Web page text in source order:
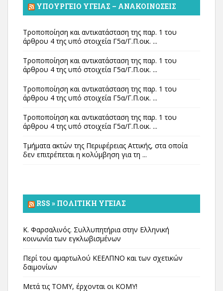
ΥΠΟΥΡΓΕΊΟ ΥΓΕΊΑΣ – ΑΝΑΚΟΙΝΏΣΕΙΣ
Τροποποίηση και αντικατάσταση της παρ. 1 του
άρθρου 4 της υπό στοιχεία Γ5α/Γ.Π.οικ. ...
Τροποποίηση και αντικατάσταση της παρ. 1 του
άρθρου 4 της υπό στοιχεία Γ5α/Γ.Π.οικ. ...
Τροποποίηση και αντικατάσταση της παρ. 1 του
άρθρου 4 της υπό στοιχεία Γ5α/Γ.Π.οικ. ...
Τροποποίηση και αντικατάσταση της παρ. 1 του
άρθρου 4 της υπό στοιχεία Γ5α/Γ.Π.οικ. ...
Τμήματα ακτών της Περιφέρειας Αττικής, στα οποία
δεν επιτρέπεται η κολύμβηση για τη ...
RSS » ΠΟΛΙΤΙΚΉ ΥΓΕΊΑΣ
Κ. Φαρσαλινός. Συλλυπητήρια στην Ελληνική
κοινωνία των εγκλωβισμένων
Περί του αμαρτωλού ΚΕΕΛΠΝΟ και των σχετικών
δαιμονίων
Μετά τις ΤΟΜΥ, έρχονται οι ΚΟΜΥ!